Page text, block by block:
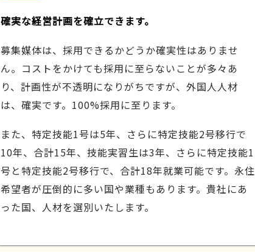
確実な経営計画を確立できます。
募集媒体は、採用できるかどうか確実性はありませ
ん。コストをかけても採用に至らないことが多々あ
り、計画性が不透明になりがちですが、外国人人材
は、確実です。100%採用に至ります。
また、特定技能1号は5年、さらに特定技能2号移行で
10年、合計15年、技能実習生は3年、さらに特定技能1
号と特定技能2号移行で、合計18年就業可能です。永住
希望者が圧倒的に多い国や業種もあります。貴社にあ
った国、人材を選別いたします。